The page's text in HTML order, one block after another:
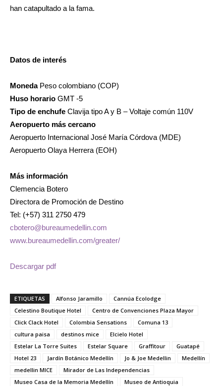
han catapultado a la fama.
Datos de interés
Moneda Peso colombiano (COP)
Huso horario GMT -5
Tipo de enchufe Clavija tipo A y B – Voltaje común 110V
Aeropuerto más cercano
Aeropuerto Internacional José María Córdova (MDE)
Aeropuerto Olaya Herrera (EOH)
Más información
Clemencia Botero
Directora de Promoción de Destino
Tel: (+57) 311 2750 479
cbotero@bureaumedellin.com
www.bureaumedellin.com/greater/
Descargar pdf
ETIQUETAS Alfonso Jaramillo
Cannúa Ecolodge
Celestino Boutique Hotel
Centro de Convenciones Plaza Mayor
Click Clack Hotel
Colombia Sensations
Comuna 13
cultura paisa
destinos mice
Elcielo Hotel
Estelar La Torre Suites
Estelar Square Graffitour
Guatapé
Hotel 23
Jardín Botánico Medellín Jo & Joe Medellin
Medellín
medellin MICE
Mirador de Las Independencias
Museo Casa de la Memoria Medellín
Museo de Antioquia